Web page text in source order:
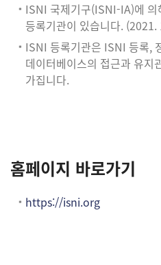
ISNI 국제기구(ISNI-IA)에 의
등록기관이 있습니다. (2021.
ISNI 등록기관은 ISNI 등록,
데이터베이스의 접근과 유지
가집니다.
홈페이지 바로가기
https://isni.org